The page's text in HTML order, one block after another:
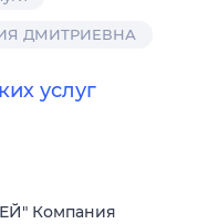
ДМИТРИЕВНА
услуг
Компания